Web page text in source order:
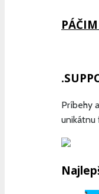
Príbehy
unikátnu